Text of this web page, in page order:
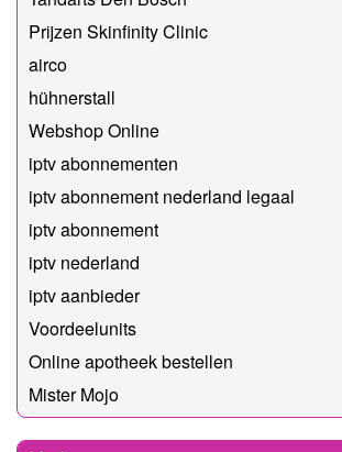
Prijzen Skinfinity Clinic
airco
hühnerstall
Webshop Online
iptv abonnementen
iptv abonnement nederland legaal​
iptv abonnement
iptv nederland
iptv aanbieder
Voordeelunits
Online apotheek bestellen
Mister Mojo